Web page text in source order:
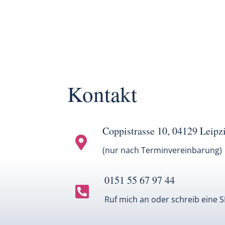
Kontakt

Coppistrasse 10, 04129
(nur nach Terminvereinbarung)

0151 55 67 97 44
Ruf mich an oder schreib eine